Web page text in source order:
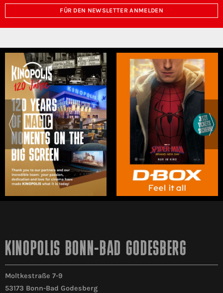
FÜR DEN NEWSLETTER ANMELDEN
KINOPOLIS BONN-BAD GODESBERG
Moltkestraße 7-9
53173 Bonn-Bad Godesberg